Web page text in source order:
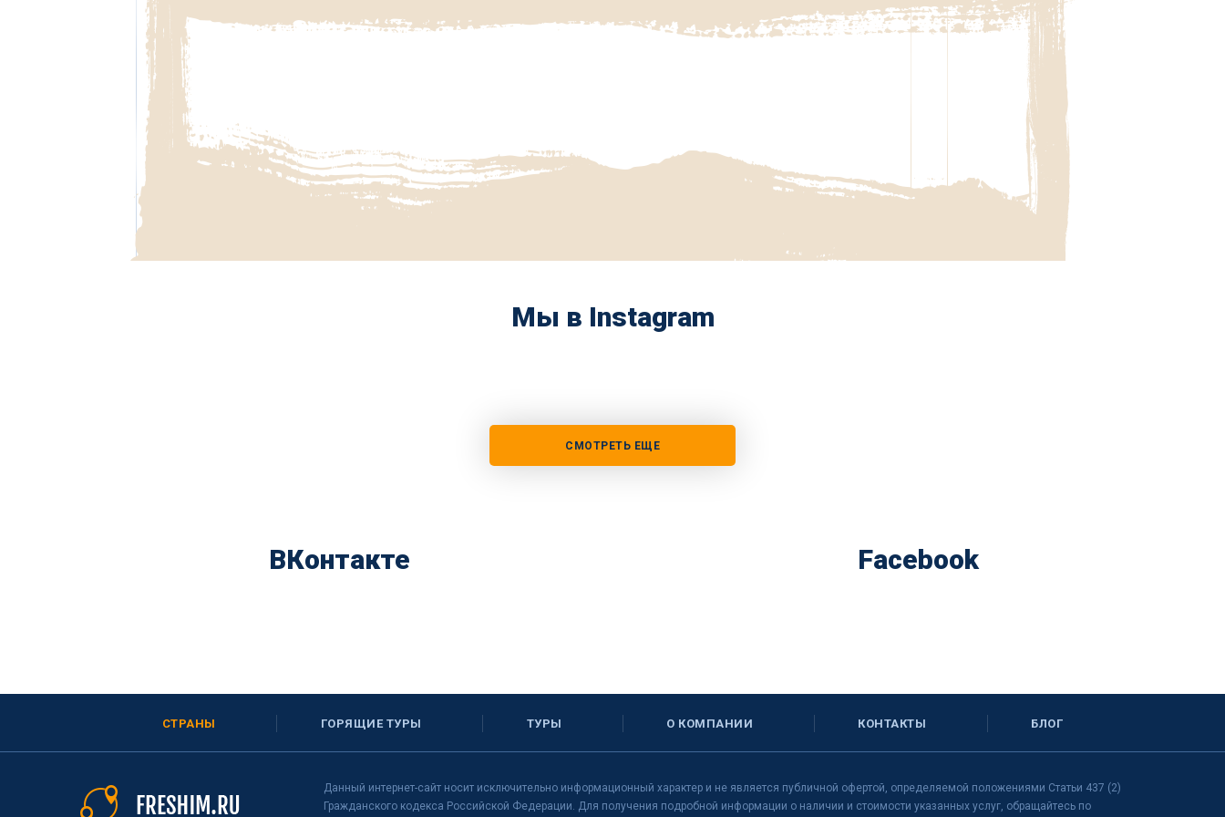
Мы в Instagram
СМОТРЕТЬ ЕЩЕ
ВКонтакте Facebook
СТРАНЫ ГОРЯЩИЕ ТУРЫ ТУРЫ О КОМПАНИИ КОНТАКТЫ БЛОГ
Данный интернет-сайт носит исключительно информационный характер и не является публичной офертой, определяемой положениями Статьи 437 (2)
Гражданского кодекса Российской Федерации. Для получения подробной информации о наличии и стоимости указанных услуг, обращайтесь по